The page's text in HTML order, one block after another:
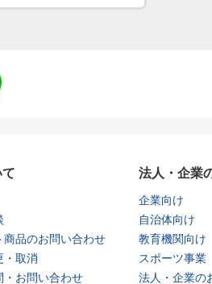
商品のお問い合わせ
・取消
・お問い合わせ
法人・企業
企業向け
自治体向け
教育機関向け
スポーツ事業
法人・企業の